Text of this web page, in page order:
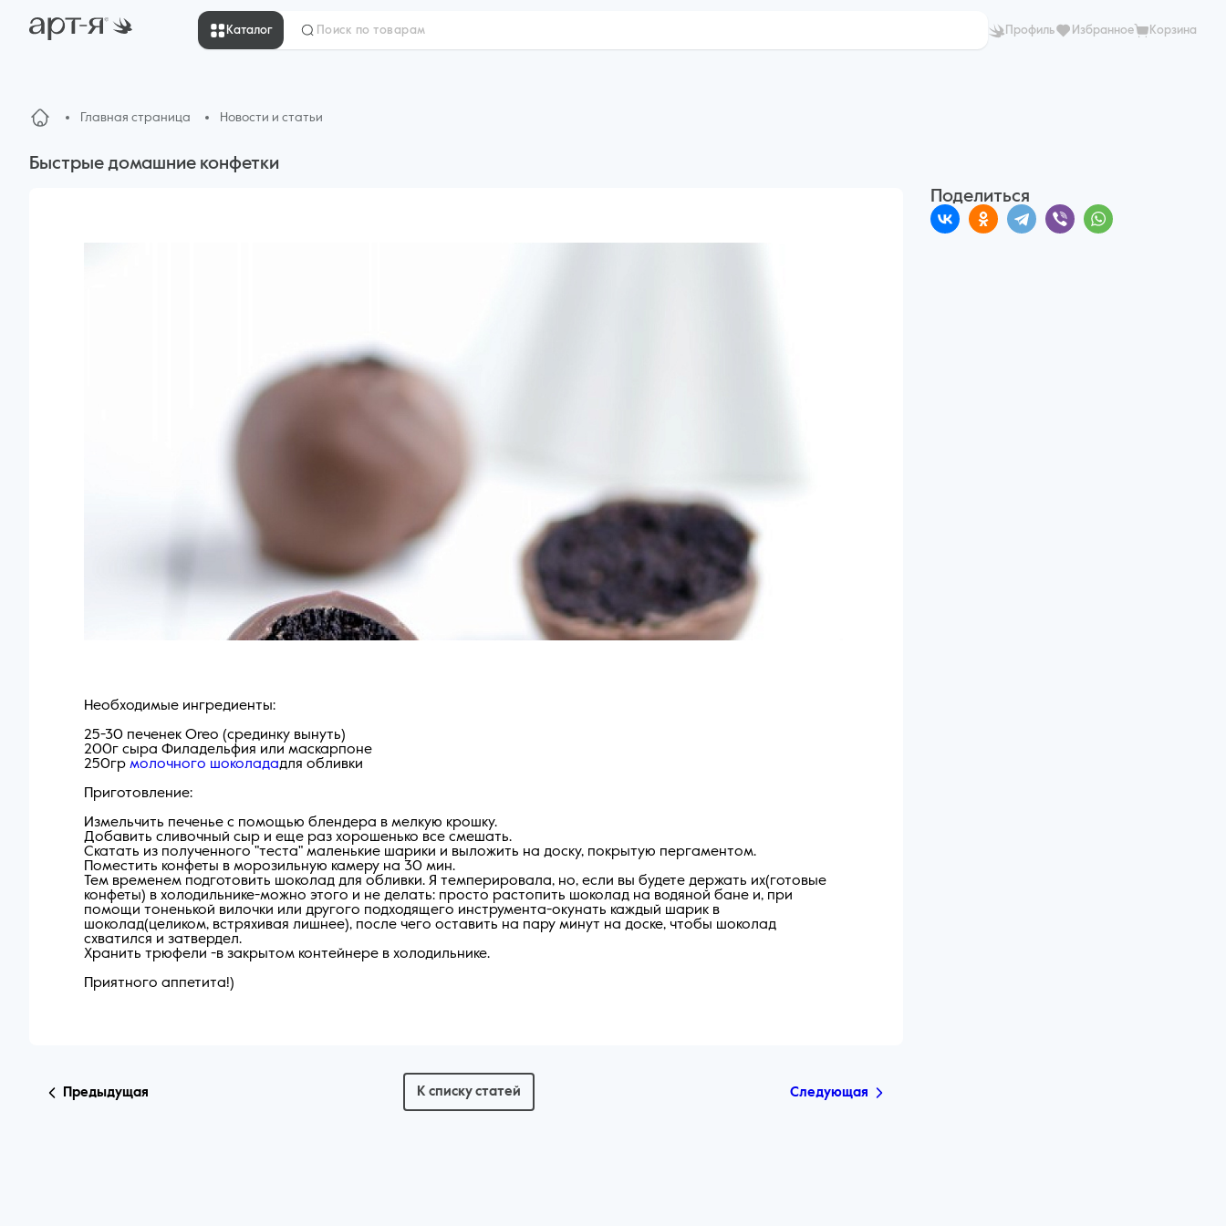
Каталог Профиль Избранное Корзина
Главная страница Новости и статьи
Быстрые домашние конфетки
Необходимые ингредиенты:
25-30 печенек Oreo (срединку вынуть)
200г сыра Филадельфия или маскарпоне
250гр молочного шоколададля обливки
Приготовление:
Измельчить печенье с помощью блендера в мелкую крошку.
Добавить сливочный сыр и еще раз хорошенько все смешать.
Скатать из полученного "теста" маленькие шарики и выложить на доску, покрытую пергаментом.
Поместить конфеты в морозильную камеру на 30 мин.
Тем временем подготовить шоколад для обливки. Я темперировала, но, если вы будете держать их(готовые
конфеты) в холодильнике-можно этого и не делать: просто растопить шоколад на водяной бане и, при
помощи тоненькой вилочки или другого подходящего инструмента-окунать каждый шарик в
шоколад(целиком, встряхивая лишнее), после чего оставить на пару минут на доске, чтобы шоколад
схватился и затвердел.
Хранить трюфели -в закрытом контейнере в холодильнике.
Приятного аппетита!)
Предыдущая К списку статей Следующая
Поделиться